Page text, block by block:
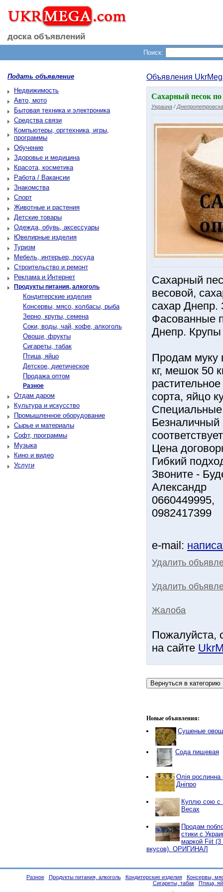
доска объявлений
Поиск:
Подать объявление
Недвижимость
Авто, мото
Бытовая техника и электроника
Средства связи
Компьютеры, оргтехника, игры,
программы
Обучение
Здоровье и медицина
Красота, косметика
Работа / Вакансии
Знакомства
Спорт
Животные и растения
Детские товары
Одежда, обувь, аксессуары
Ювелирные изделия
Туризм
Мебель, интерьер, посуда
Строительство и ремонт
Реклама и Интернет
Продукты питания, алкоголь
Кондитерские изделия
Консервы, мясо, колбасы, рыба
Зерно, крупы, семена
Соки, воды, чай, кофе, алкоголь
Овощи, фрукты
Сигареты, табак
Птица, яйцо
Детское, диетическое
Продажа оптом
Разное
Отдам даром
Культура и искусство
Промышленное оборудование
Сырье и материалы
Софт, программы
Музыка
Кино и видео
Услуги
Объявления
Сахарный песок
Украина /
Сахарный
весовой,
сахар Днепр.
Фасованные
Днепр. Крупы
Продам муку
кг, мешок 50
сорта, яйцо
Безналичный
Цена
Гибкий
Звоните -
Александр
0660449995,
0982417399
e-mail:
Удалить
Удалить
Жалоба
Пожалуйста,
на сайте
Новые объявления:
Сушеные
Сода пищевая
Олія рослинна
Дніпро
Куплю сою
Весах
Продам
стики с
маркой Fiit (3
вкусов). ОРИГИНАЛ
Разное Продукты питания, алкоголь Кондитерские изделия
Консервы,
Сигареты, табак
Птица,